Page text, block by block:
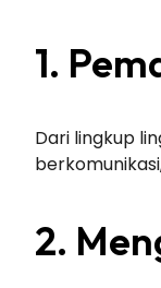
1.
Dari lingkup
2.